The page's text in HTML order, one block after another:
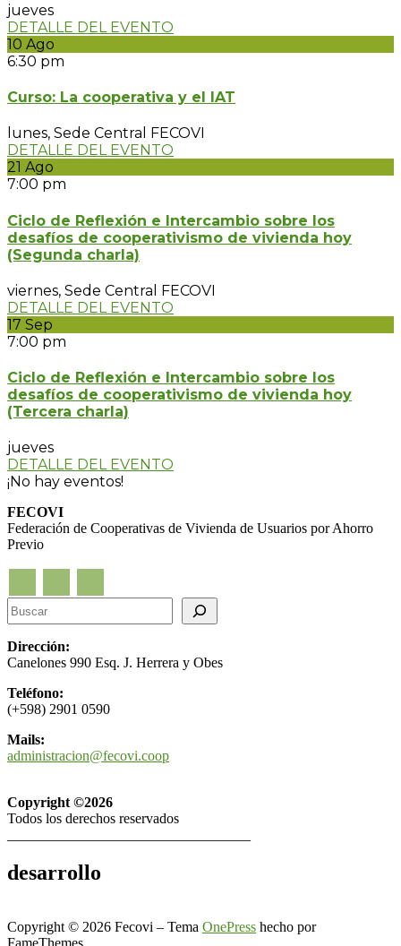
jueves
DETALLE DEL EVENTO
10 Ago
6:30 pm
Curso: La cooperativa y el IAT
lunes, Sede Central FECOVI
DETALLE DEL EVENTO
21 Ago
7:00 pm
Ciclo de Reflexión e Intercambio sobre los
desafíos de cooperativismo de vivienda hoy
(Segunda charla)
viernes, Sede Central FECOVI
DETALLE DEL EVENTO
17 Sep
7:00 pm
Ciclo de Reflexión e Intercambio sobre los
desafíos de cooperativismo de vivienda hoy
(Tercera charla)
jueves
DETALLE DEL EVENTO
¡No hay eventos!
FECOVI
Federación de Cooperativas de Vivienda de Usuarios por Ahorro
Previo
Buscar
Dirección:
Canelones 990 Esq. J. Herrera y Obes
Teléfono:
(+598) 2901 0590
Mails:
administracion@fecovi.coop
Copyright ©2026
Todos los derechos reservados
desarrollo
Copyright © 2026 Fecovi – Tema OnePress hecho por